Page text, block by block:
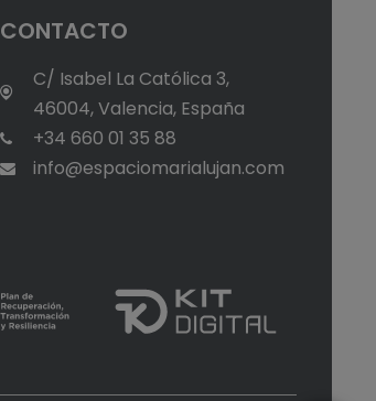
CONTACTO
C/ Isabel La Católica 3,
46004, Valencia, España
+34 660 01 35 88
info@espaciomarialujan.com